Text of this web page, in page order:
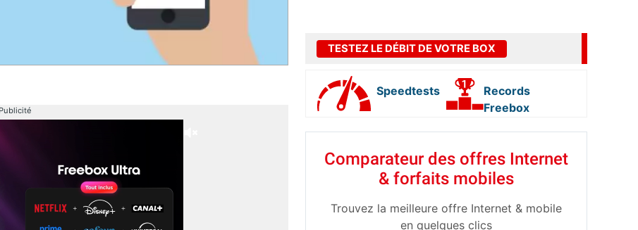
Publicité
TESTEZ LE DÉBIT DE VOTRE BOX
Speedtests
Records
Freebox
Comparateur des offres Internet
& forfaits mobiles
Trouvez la meilleure offre Internet & mobile
en quelques clics